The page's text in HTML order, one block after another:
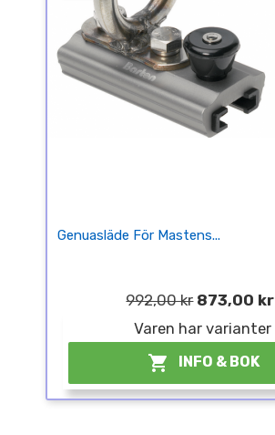
Genuasläde För Mastens...
992,00 kr 873,00 kr
Varen har varianter
 INFO & BOK